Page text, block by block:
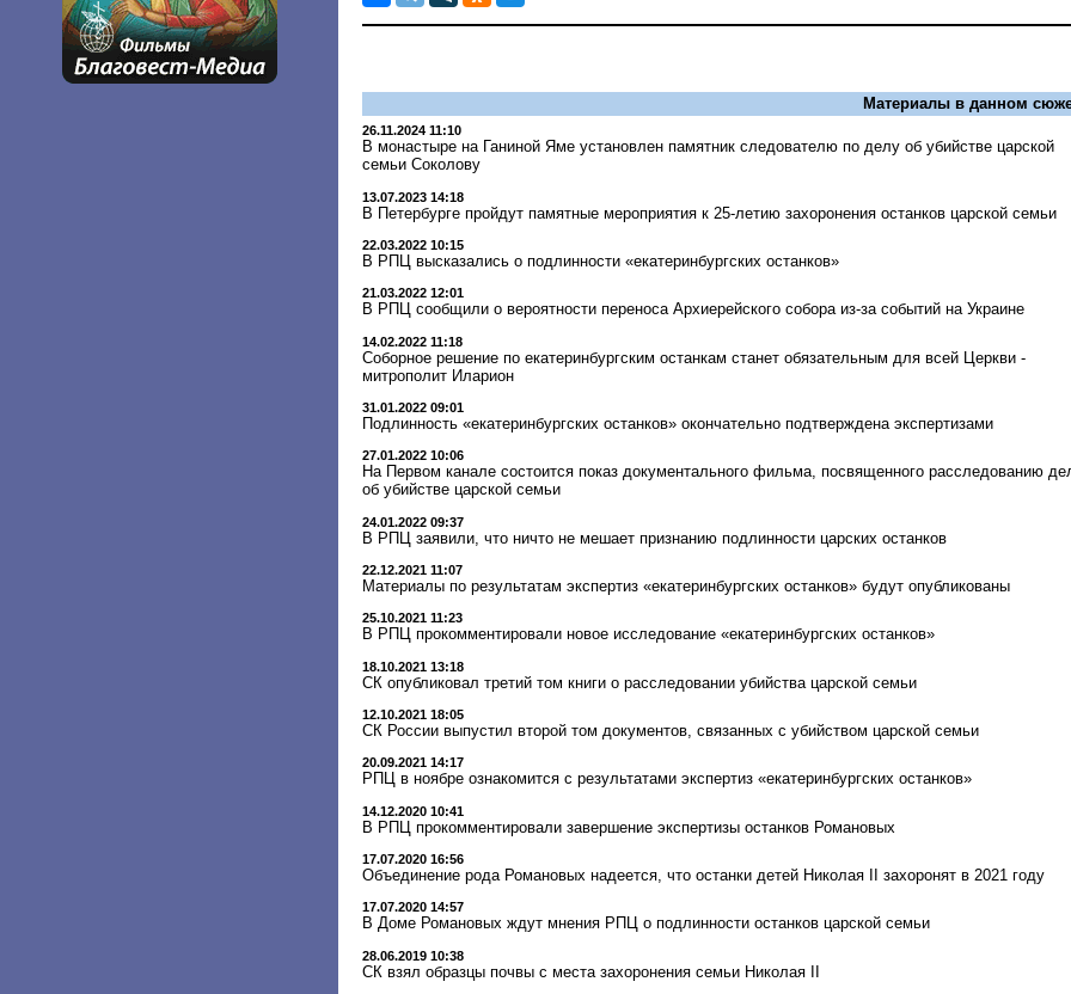
Материалы в данном
26.11.2024 11:10
В монастыре на Ганиной Яме установлен памятник следователю по делу об убийстве царской
семьи Соколову
13.07.2023 14:18
В Петербурге пройдут памятные мероприятия к 25-летию захоронения останков царской семьи
22.03.2022 10:15
В РПЦ высказались о подлинности «екатеринбургских останков»
21.03.2022 12:01
В РПЦ сообщили о вероятности переноса Архиерейского собора из-за событий на Украине
14.02.2022 11:18
Соборное решение по екатеринбургским останкам станет обязательным для всей Церкви -
митрополит Иларион
31.01.2022 09:01
Подлинность «екатеринбургских останков» окончательно подтверждена экспертизами
27.01.2022 10:06
На Первом канале состоится показ документального фильма, посвященного расследованию
об убийстве царской семьи
24.01.2022 09:37
В РПЦ заявили, что ничто не мешает признанию подлинности царских останков
22.12.2021 11:07
Материалы по результатам экспертиз «екатеринбургских останков» будут опубликованы
25.10.2021 11:23
В РПЦ прокомментировали новое исследование «екатеринбургских останков»
18.10.2021 13:18
СК опубликовал третий том книги о расследовании убийства царской семьи
12.10.2021 18:05
СК России выпустил второй том документов, связанных с убийством царской семьи
20.09.2021 14:17
РПЦ в ноябре ознакомится с результатами экспертиз «екатеринбургских останков»
14.12.2020 10:41
В РПЦ прокомментировали завершение экспертизы останков Романовых
17.07.2020 16:56
Объединение рода Романовых надеется, что останки детей Николая II захоронят в 2021 году
17.07.2020 14:57
В Доме Романовых ждут мнения РПЦ о подлинности останков царской семьи
28.06.2019 10:38
СК взял образцы почвы с места захоронения семьи Николая II